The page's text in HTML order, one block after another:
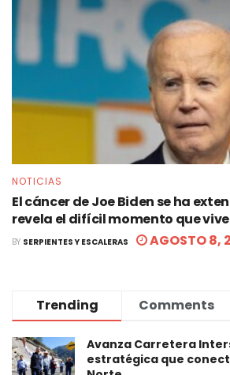
NOTICIAS
El cáncer de Joe Biden se ha
revela el difícil momento que vive
BY SERPIENTES Y ESCALERAS AGOSTO 8,
Trending Comments
Avanza Carretera
estratégica que